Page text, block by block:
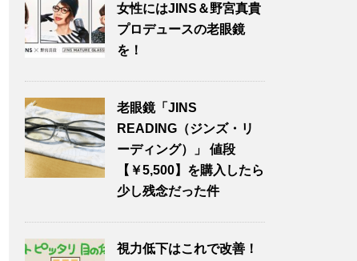
女性にはJINS＆野宮真貴
プロデュースの老眼鏡
を！
老眼鏡「JINS
READING（ジンズ・リ
ーディング）」 値段
【￥5,500】を購入したら
少し残念だった件
視力低下はこれで改善！